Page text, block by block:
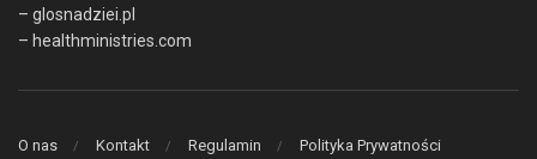
– glosnadziei.pl
– healthministries.com
O nas Kontakt Regulamin Polityka Prywatności